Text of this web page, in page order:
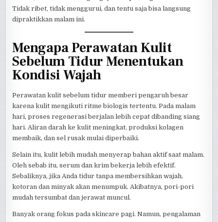
Tidak ribet, tidak menggurui, dan tentu saja bisa langsung
dipraktikkan malam ini.
Mengapa Perawatan Kulit
Sebelum Tidur Menentukan
Kondisi Wajah
Perawatan kulit sebelum tidur memberi pengaruh besar
karena kulit mengikuti ritme biologis tertentu. Pada malam
hari, proses regenerasi berjalan lebih cepat dibanding siang
hari. Aliran darah ke kulit meningkat, produksi kolagen
membaik, dan sel rusak mulai diperbaiki.
Selain itu, kulit lebih mudah menyerap bahan aktif saat malam.
Oleh sebab itu, serum dan krim bekerja lebih efektif.
Sebaliknya, jika Anda tidur tanpa membersihkan wajah,
kotoran dan minyak akan menumpuk. Akibatnya, pori-pori
mudah tersumbat dan jerawat muncul.
Banyak orang fokus pada skincare pagi. Namun, pengalaman